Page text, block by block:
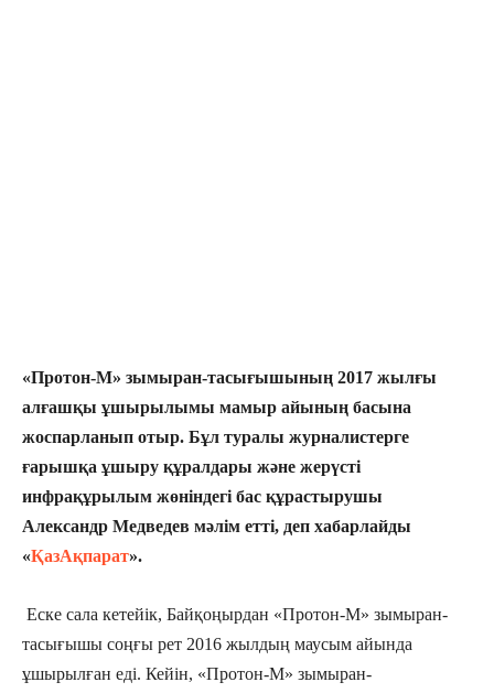
«Протон-М» зымыран-тасығышының 2017 жылғы
алғашқы ұшырылымы мамыр айының басына
жоспарланып отыр. Бұл туралы журналистерге
ғарышқа ұшыру құралдары және жерүсті
инфрақұрылым жөніндегі бас құрастырушы
Александр Медведев мәлім етті, деп хабарлайды
«ҚазАқпарат».
Еске сала кетейік, Байқоңырдан «Протон-М» зымыран-
тасығышы соңғы рет 2016 жылдың маусым айында
ұшырылған еді. Кейін, «Протон-М» зымыран-